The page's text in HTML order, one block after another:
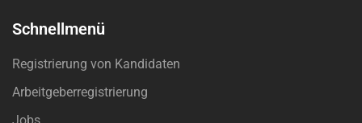
Schnellmenü
Registrierung von Kandidaten
Arbeitgeberregistrierung